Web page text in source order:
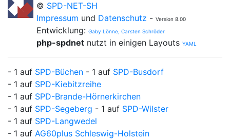
© SPD-NET-SH
Impressum und Datenschutz - Version 8.00
Entwicklung: Gaby Lönne, Carsten Schröder
php-spdnet nutzt in einigen Layouts YAML
- 1 auf SPD-Büchen - 1 auf SPD-Busdorf
- 1 auf SPD-Kiebitzreihe
- 1 auf SPD-Brande-Hörnerkirchen
- 1 auf SPD-Segeberg - 1 auf SPD-Wilster
- 1 auf SPD-Langwedel
- 1 auf AG60plus Schleswig-Holstein